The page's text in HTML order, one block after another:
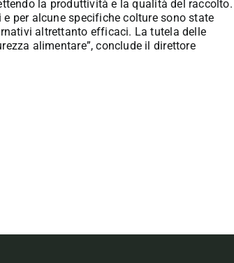
la produttività e la qualità del raccolto.
per alcune specifiche colture sono state
altrettanto efficaci. La tutela delle
alimentare”, conclude il direttore